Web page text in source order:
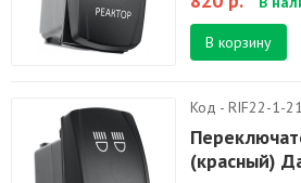
В корзину
Код - RIF22-1-
(красный)